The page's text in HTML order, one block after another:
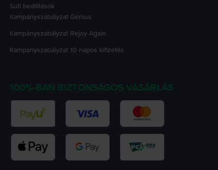
Süti beállítások
Kampányszabályzat Genius
Kampányszabályzat Rejoy Again
Kampányszabályzat 10 napos kifizetés
100%-BAN BIZTONSÁGOS VÁSÁRLÁS